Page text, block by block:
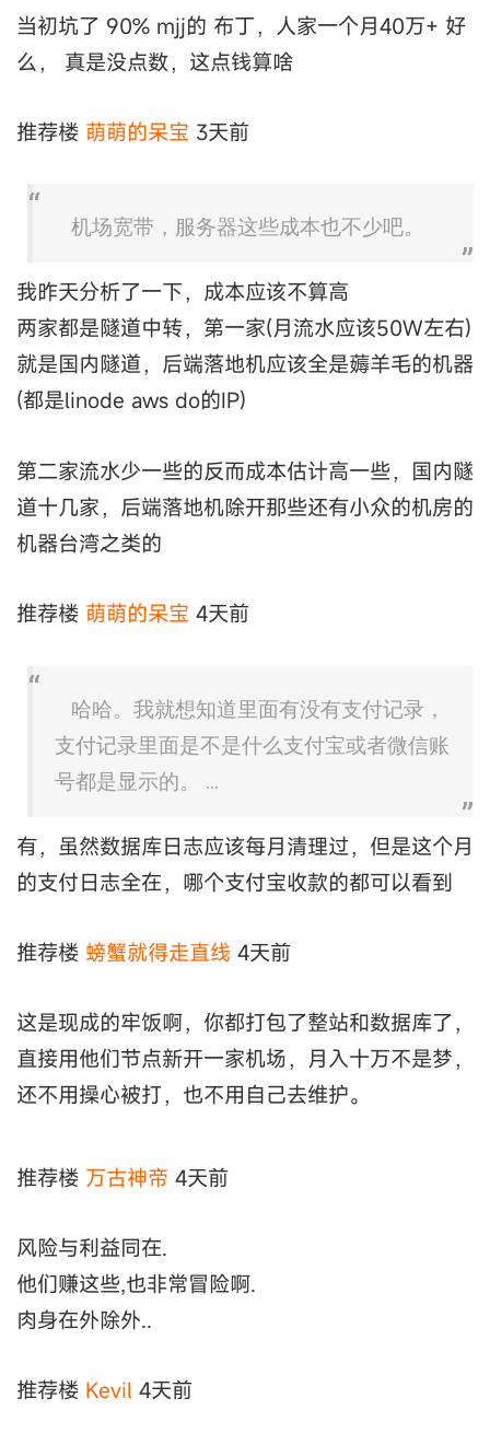
当初坑了 90% mjj的 布丁，人家一个月40万+ 好
么， 真是没点数，这点钱算啥
推荐楼 萌萌的呆宝 3天前
机场宽带，服务器这些成本也不少吧。
我昨天分析了一下，成本应该不算高
两家都是隧道中转，第一家(月流水应该50W左右)
就是国内隧道，后端落地机应该全是薅羊毛的机器
(都是linode aws do的IP)
第二家流水少一些的反而成本估计高一些，国内隧
道十几家，后端落地机除开那些还有小众的机房的
机器台湾之类的
推荐楼 萌萌的呆宝 4天前
哈哈。我就想知道里面有没有支付记录，
支付记录里面是不是什么支付宝或者微信账
号都是显示的。 ...
有，虽然数据库日志应该每月清理过，但是这个月
的支付日志全在，哪个支付宝收款的都可以看到
推荐楼 螃蟹就得走直线 4天前
这是现成的牢饭啊，你都打包了整站和数据库了，
直接用他们节点新开一家机场，月入十万不是梦，
还不用操心被打，也不用自己去维护。
推荐楼 万古神帝 4天前
风险与利益同在.
他们赚这些,也非常冒险啊.
肉身在外除外..
推荐楼 Kevil 4天前